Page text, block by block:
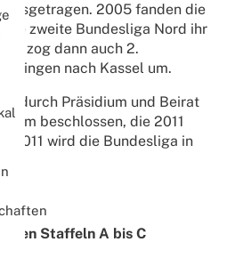
ausgetragen. 2005 fanden die
die zweite Bundesliga Nord ihr
zog dann auch 2.
nach Kassel um.
durch Präsidium und Beirat
beschlossen, die 2011
2011 wird die Bundesliga in
den Staffeln A bis C